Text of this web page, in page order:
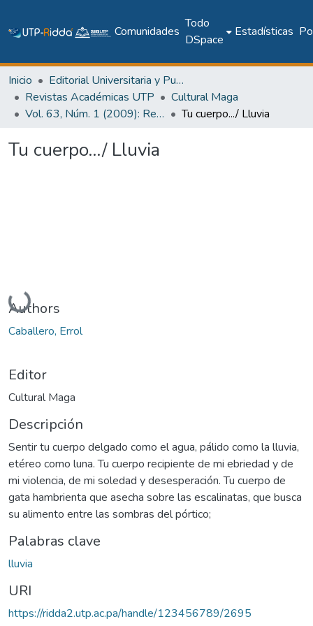
Comunidades
Todo
DSpace
Estadísticas
Inicio
Editorial Universitaria y Publicaciones Seriadas
Revistas Académicas UTP
Cultural Maga
Vol. 63, Núm. 1 (2009): Revista Maga
Tu cuerpo.../ Lluvia
Tu cuerpo.../ Lluvia
Cargando...
Authors
Caballero, Errol
Editor
Cultural Maga
Descripción
Sentir tu cuerpo delgado como el agua, pálido como la lluvia,
etéreo como luna. Tu cuerpo recipiente de mi ebriedad y de
mi violencia, de mi soledad y desesperación. Tu cuerpo de
gata hambrienta que asecha sobre las escalinatas, que busca
su alimento entre las sombras del pórtico;
Palabras clave
lluvia
URI
https://ridda2.utp.ac.pa/handle/123456789/2695